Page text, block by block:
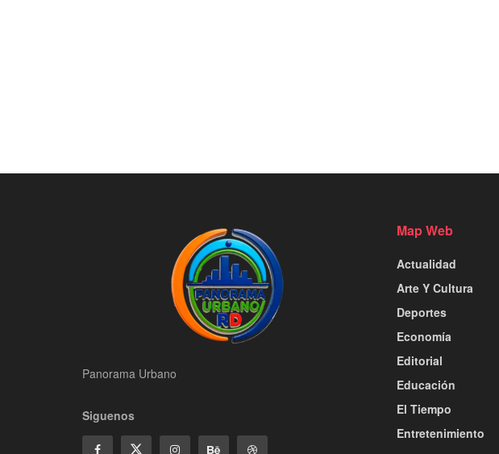
Panorama Urbano
Siguenos
Map Web
Actualidad
Arte Y Cultura
Deportes
Economía
Editorial
Educación
El Tiempo
Entretenimiento